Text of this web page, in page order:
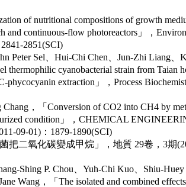
of nutritional compositions of growth
and continuous-flow photoreactors」，
2851(SCI)
Peter Sel、Hui-Chi Chen、Jun-Zhi Liang、
thermophilic cyanobacterial strain from Taian
phycocyanin extraction」，Process
，「Conversion of CO2 into CH4 by
condition」，CHEMICAL
09-01)：1879-1890(SCI)
把二氧化碳變成甲烷」，地質 29卷，3期
Shing P. Chou、Yuh-Chi Kuo、Shiu-Huey
Wang，「The isolated and combined